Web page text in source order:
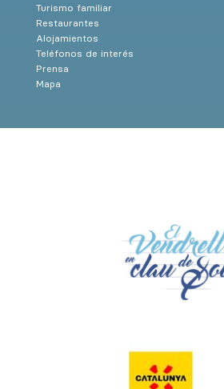
Turismo familiar
Restaurantes
Alojamientos
Teléfonos de interés
Prensa
Mapa